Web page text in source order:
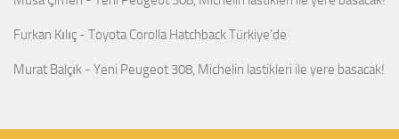
Furkan Kılıç - Toyota Corolla Hatchback Türkiye’de
Murat Balçık - Yeni Peugeot 308, Michelin lastikleri ile yere basacak!